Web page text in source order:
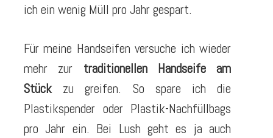
ich ein wenig Müll pro Jahr gespart.
Für meine Handseifen versuche ich wieder
mehr zur traditionellen Handseife am
Stückzu greifen. So spare ich die
Plastikspender oder Plastik-Nachfüllbags
pro Jahr ein. Bei Lush geht es ja auch